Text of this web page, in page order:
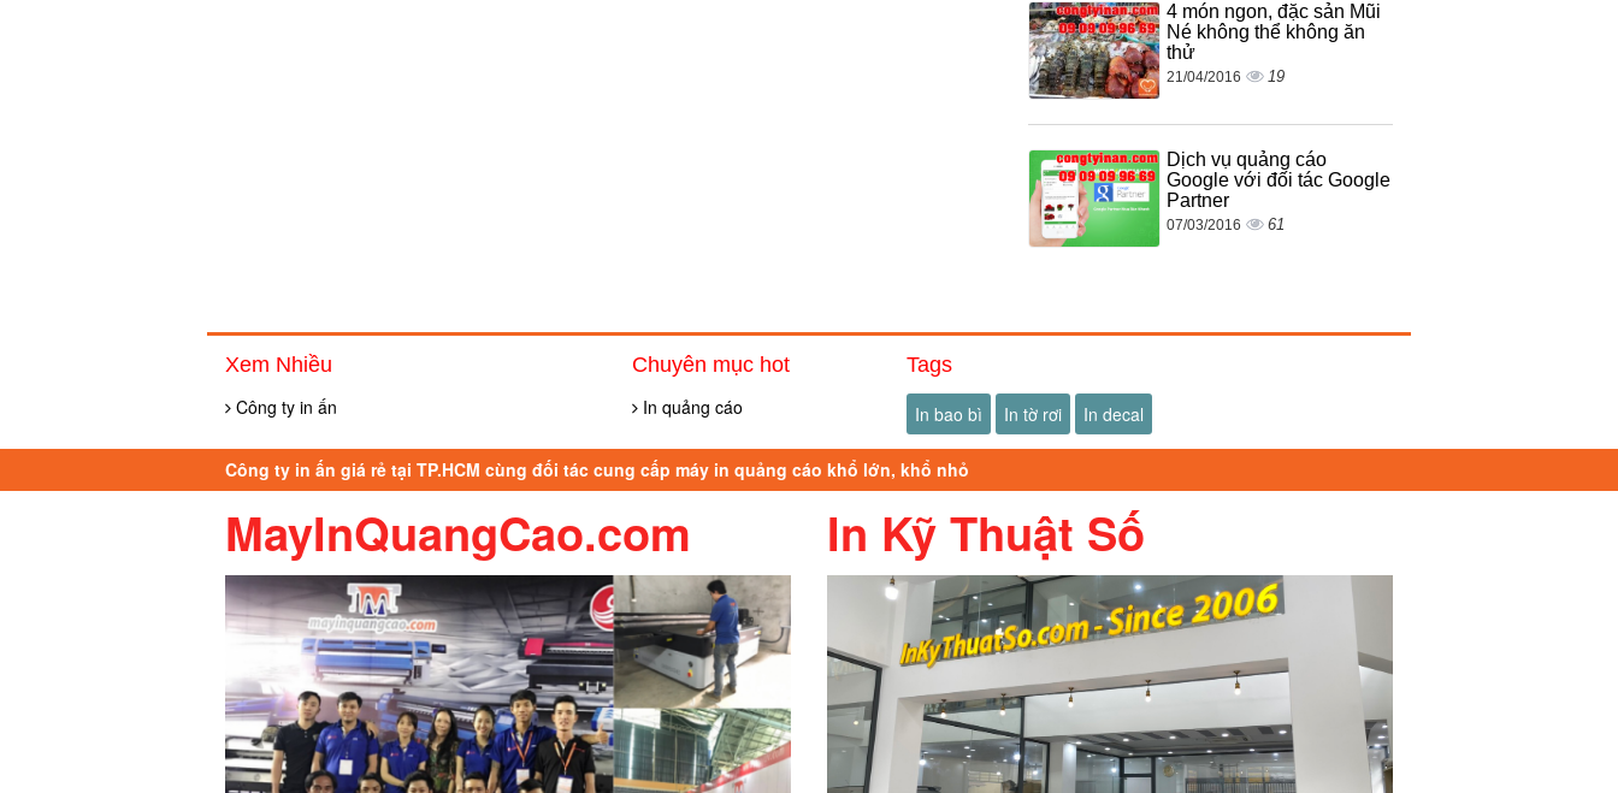
4 món ngon, đặc sản Mũi
Né không thể không ăn
thử
21/04/2016 19
Dịch vụ quảng cáo
Google với đối tác Google
Partner
07/03/2016 61
Xem Nhiều
Công ty in ấn
Chuyên mục hot
In quảng cáo
Tags
In bao bì In tờ rơi In decal
Công ty in ấn giá rẻ tại TP.HCM cùng đối tác cung cấp máy in quảng cáo khổ lớn, khổ nhỏ
MayInQuangCao.com In Kỹ Thuật Số